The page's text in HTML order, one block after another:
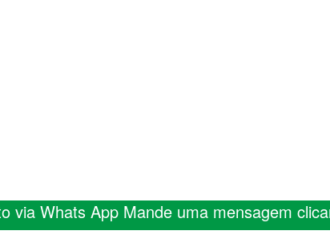
via Whats App Mande uma mensagem